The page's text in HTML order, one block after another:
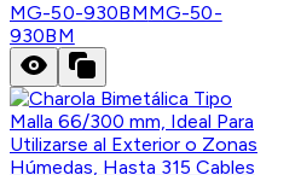
MG-50-930BMMG-50-
930BM